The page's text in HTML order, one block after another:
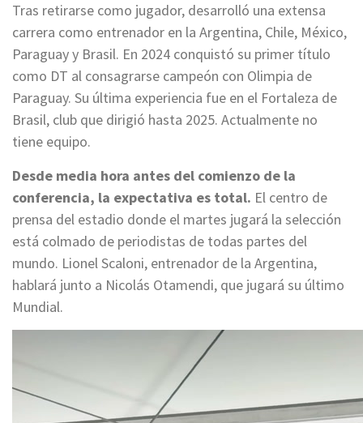
Tras retirarse como jugador, desarrolló una extensa
carrera como entrenador en la Argentina, Chile, México,
Paraguay y Brasil. En 2024 conquistó su primer título
como DT al consagrarse campeón con Olimpia de
Paraguay. Su última experiencia fue en el Fortaleza de
Brasil, club que dirigió hasta 2025. Actualmente no
tiene equipo.
Desde media hora antes del comienzo de la
conferencia, la expectativa es total. El centro de
prensa del estadio donde el martes jugará la selección
está colmado de periodistas de todas partes del
mundo. Lionel Scaloni, entrenador de la Argentina,
hablará junto a Nicolás Otamendi, que jugará su último
Mundial.